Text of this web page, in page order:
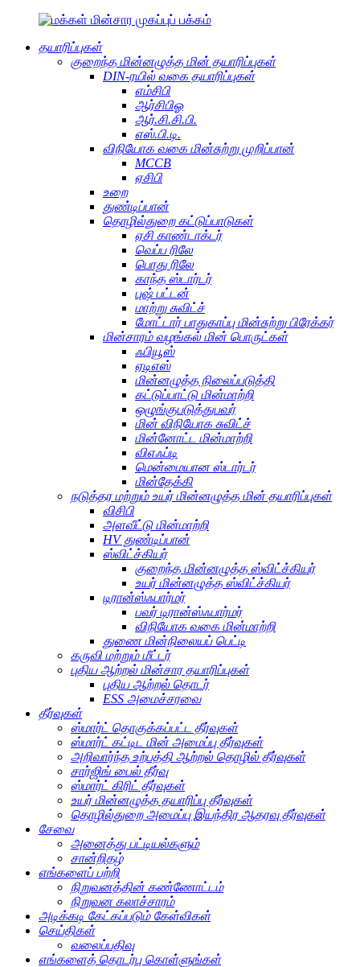
தயாரிப்புகள்
குறைந்த மின்னழுத்த மின் தயாரிப்புகள்
DIN-ரயில் வகை தயாரிப்புகள்
எம்சிபி
ஆர்சிபிஓ
ஆர்.சி.சி.பி.
எஸ்.பி.டி.
விநியோக வகை மின்சுற்று முறிப்பான்
MCCB
ஏசிபி
உறை
துண்டிப்பான்
தொழில்துறை கட்டுப்பாடுகள்
ஏசி காண்டாக்டர்
வெப்ப ரிலே
பொது ரிலே
காந்த ஸ்டார்டர்
புஷ் பட்டன்
மாற்று சுவிட்ச்
மோட்டார் பாதுகாப்பு மின்சுற்று பிரேக்கர்
மின்சாரம் வழங்கல் மின் பொருட்கள்
ஃபியூஸ்
ஏடிஎஸ்
மின்னழுத்த நிலைப்படுத்தி
கட்டுப்பாட்டு மின்மாற்றி
ஒழுங்குபடுத்துபவர்
மின் விநியோக சுவிட்ச்
மின்னோட்ட மின்மாற்றி
விஎஃப்டி
மென்மையான ஸ்டார்டர்
மின்தேக்கி
நடுத்தர மற்றும் உயர் மின்னழுத்த மின் தயாரிப்புகள்
விசிபி
அளவீட்டு மின்மாற்றி
HV துண்டிப்பான்
ஸ்விட்ச்கியர்
குறைந்த மின்னழுத்த ஸ்விட்ச்கியர்
உயர் மின்னழுத்த ஸ்விட்ச்கியர்
டிரான்ஸ்ஃபார்மர்
பவர் டிரான்ஸ்ஃபார்மர்
விநியோக வகை மின்மாற்றி
துணை மின்நிலையப் பெட்டி
கருவி மற்றும் மீட்டர்
புதிய ஆற்றல் மின்சார தயாரிப்புகள்
புதிய ஆற்றல் தொடர்
ESS அமைச்சரவை
தீர்வுகள்
ஸ்மார்ட் தொகுக்கப்பட்ட தீர்வுகள்
ஸ்மார்ட் கட்டிட மின் அமைப்பு தீர்வுகள்
அறிவார்ந்த உற்பத்தி ஆற்றல் தொழில் தீர்வுகள்
சார்ஜிங் பைல் தீர்வு
ஸ்மார்ட் கிரிட் தீர்வுகள்
உயர் மின்னழுத்த தயாரிப்பு தீர்வுகள்
தொழில்துறை அமைப்பு இயந்திர ஆதரவு தீர்வுகள்
சேவை
அனைத்து பட்டியல்களும்
சான்றிதழ்
எங்களைப் பற்றி
நிறுவனத்தின் கண்ணோட்டம்
நிறுவன கலாச்சாரம்
அடிக்கடி கேட்கப்படும் கேள்விகள்
செய்திகள்
வலைப்பதிவு
எங்களைத் தொடர்பு கொள்ளுங்கள்